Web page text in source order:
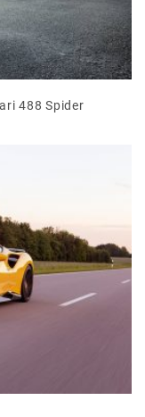
488 Spider